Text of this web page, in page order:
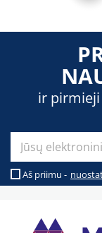
ir
Aš priimu -